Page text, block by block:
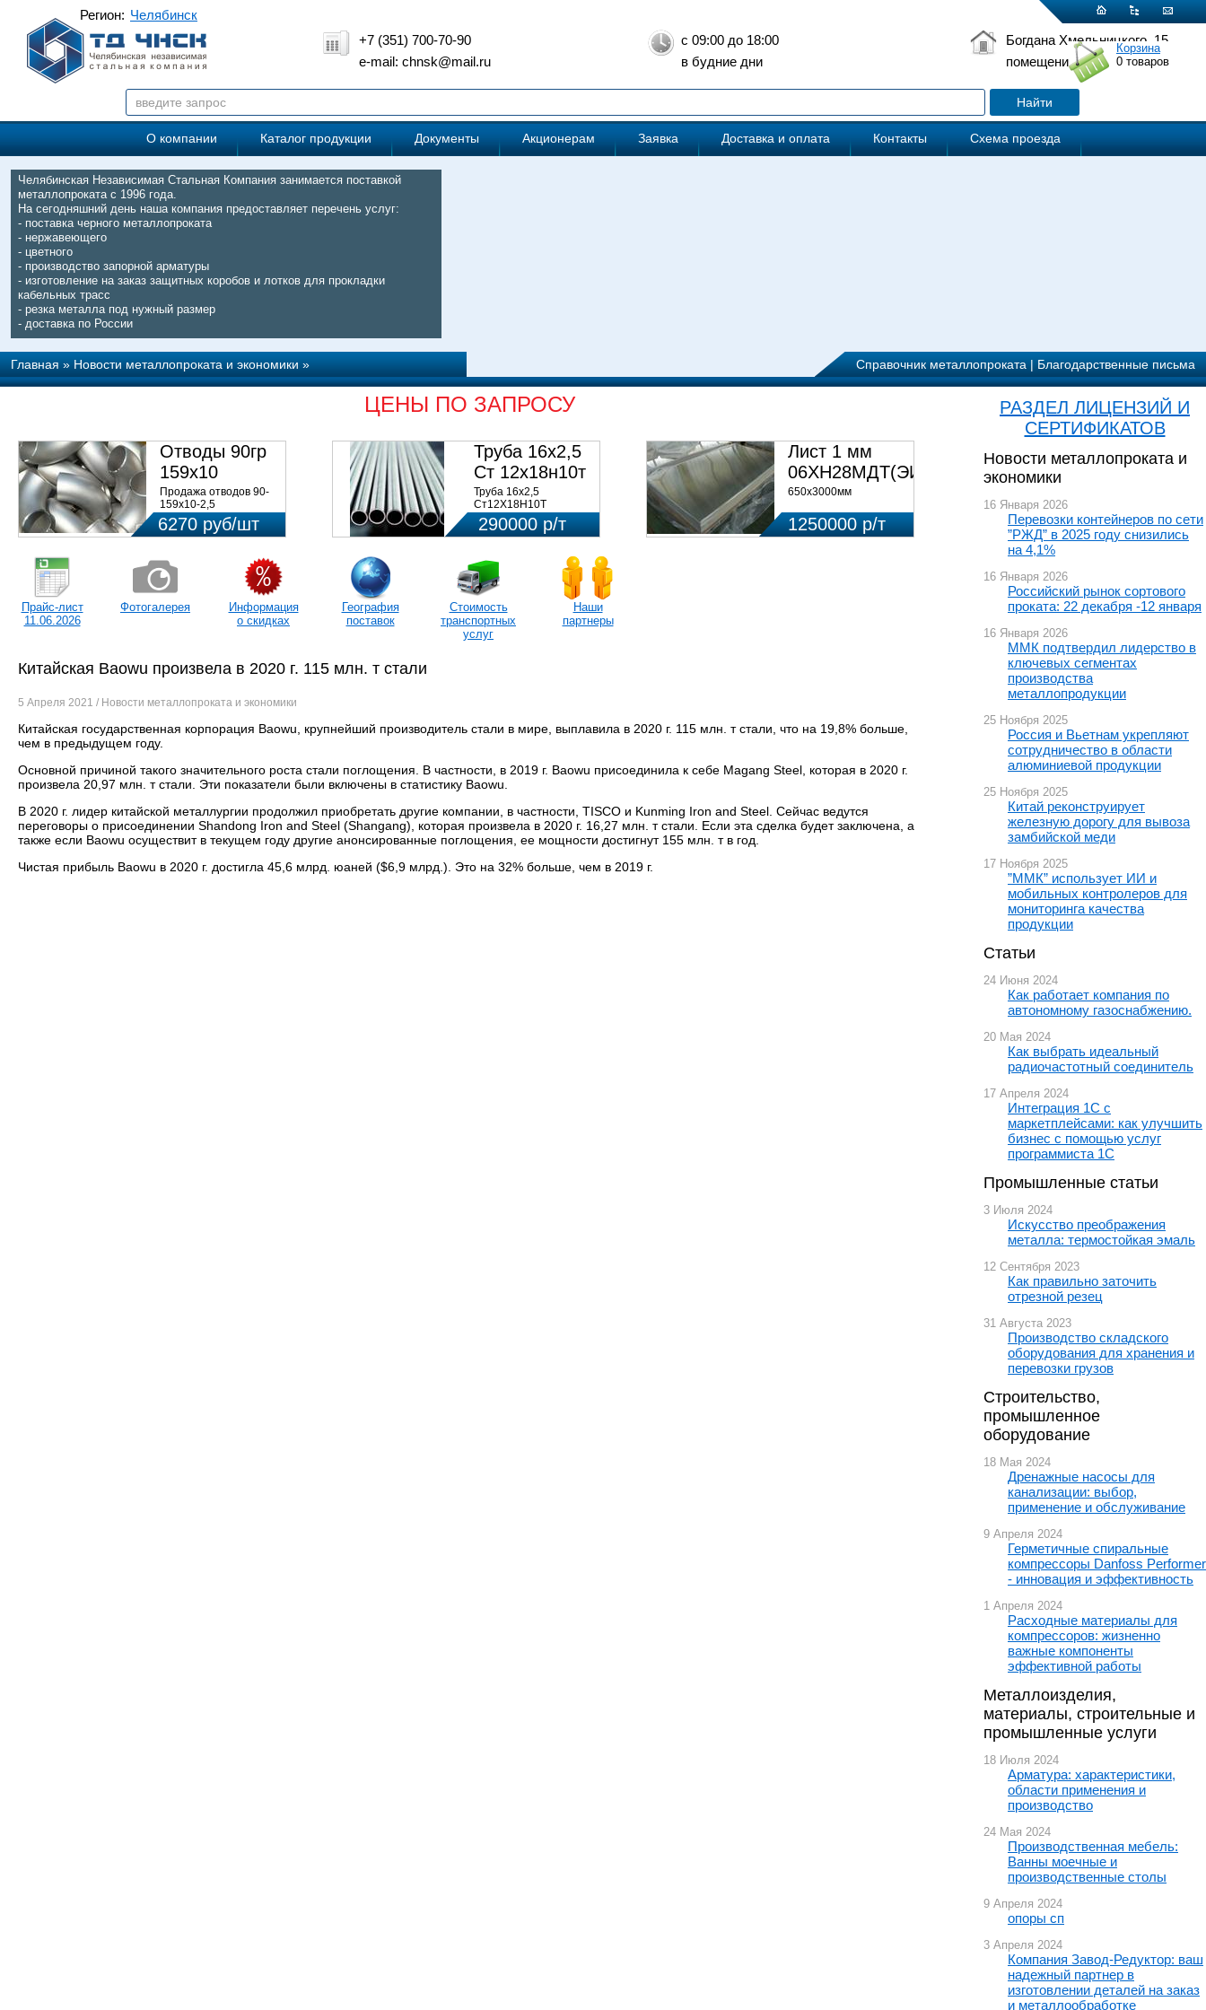
+7 (351) 700-70-90
e-mail: chnsk@mail.ru
с 09:00 до 18:00
в будние дни
Богдана Хмельницкого, 15
помещение 5
Челябинск
Регион:
О компании Каталог продукции Документы Акционерам Заявка Доставка и оплата Контакты Схема проезда
Челябинская Независимая Стальная Компания занимается поставкой
металлопроката с 1996 года.
На сегодняшний день наша компания предоставляет перечень услуг:
- поставка черного металлопроката
- нержавеющего
- цветного
- производство запорной арматуры
- изготовление на заказ защитных коробов и лотков для прокладки
кабельных трасс
- резка металла под нужный размер
- доставка по России
Главная»Новости металлопроката и экономики»
Китайская Baowu произвела в 2020 г. 115 млн. т стали
Справочник металлопроката|Благодарственные письма
РАЗДЕЛ ЛИЦЕНЗИЙ И
СЕРТИФИКАТОВ
Новости металлопроката и
экономики
16 Января 2026
Перевозки контейнеров по сети
”РЖД” в 2025 году снизились
на 4,1%
16 Января 2026
Российский рынок сортового
проката: 22 декабря -12 января
16 Января 2026
ММК подтвердил лидерство в
ключевых сегментах
производства
металлопродукции
25 Ноября 2025
Россия и Вьетнам укрепляют
сотрудничество в области
алюминиевой продукции
25 Ноября 2025
Китай реконструирует
железную дорогу для вывоза
замбийской меди
17 Ноября 2025
”ММК” использует ИИ и
мобильных контролеров для
мониторинга качества
продукции
Статьи
24 Июня 2024
Как работает компания по
автономному газоснабжению.
20 Мая 2024
Как выбрать идеальный
радиочастотный соединитель
17 Апреля 2024
Интеграция 1С с
маркетплейсами: как улучшить
бизнес с помощью услуг
программиста 1С
Промышленные статьи
3 Июля 2024
Искусство преображения
металла: термостойкая эмаль
12 Сентября 2023
Как правильно заточить
отрезной резец
31 Августа 2023
Производство складского
оборудования для хранения и
перевозки грузов
Строительство,
промышленное
оборудование
18 Мая 2024
Дренажные насосы для
канализации: выбор,
применение и обслуживание
9 Апреля 2024
Герметичные спиральные
компрессоры Danfoss Performer
- инновация и эффективность
1 Апреля 2024
Расходные материалы для
компрессоров: жизненно
важные компоненты
эффективной работы
Металлоизделия,
материалы, строительные и
промышленные услуги
18 Июля 2024
Арматура: характеристики,
области применения и
производство
24 Мая 2024
Производственная мебель:
Ванны моечные и
производственные столы
9 Апреля 2024
опоры сп
3 Апреля 2024
Компания Завод-Редуктор: ваш
надежный партнер в
изготовлении деталей на заказ
и металлообработке
ЦЕНЫ ПО ЗАПРОСУ
Отводы 90гр
159х10
08Х18Н10Т
Продажа отводов 90-
159х10-2,5
ст.08Х18Н10Т 09ОСТ
34.10.418-90 по низким
6270 руб/шт
Труба 16х2,5
Ст 12х18н10т
(580кг)
Труба 16х2,5
Ст12Х18Н10Т
Цена:290000 р/т с НДС
(в наличии 580кг).
290000 р/т
Лист 1 мм
06ХН28МДТ(ЭИ-943)
650х3000мм
1250000 р/т
Прайс-лист
11.06.2026
Фотогалерея
Информация
о скидках
География
поставок
Стоимость
транспортных
услуг
Наши
партнеры
Китайская Baowu произвела в 2020 г. 115 млн. т стали
5 Апреля 2021 / Новости металлопроката и экономики
Китайская государственная корпорация Baowu, крупнейший производитель стали в мире, выплавила в 2020 г. 115 млн. т стали, что на 19,8% больше,
чем в предыдущем году.
Основной причиной такого значительного роста стали поглощения. В частности, в 2019 г. Baowu присоединила к себе Magang Steel, которая в 2020 г.
произвела 20,97 млн. т стали. Эти показатели были включены в статистику Baowu.
В 2020 г. лидер китайской металлургии продолжил приобретать другие компании, в частности, TISCO и Kunming Iron and Steel. Сейчас ведутся
переговоры о присоединении Shandong Iron and Steel (Shangang), которая произвела в 2020 г. 16,27 млн. т стали. Если эта сделка будет заключена, а
также если Baowu осуществит в текущем году другие анонсированные поглощения, ее мощности достигнут 155 млн. т в год.
Чистая прибыль Baowu в 2020 г. достигла 45,6 млрд. юаней ($6,9 млрд.). Это на 32% больше, чем в 2019 г.
Корзина
0 товаров